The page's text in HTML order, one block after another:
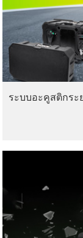
ระบบอะคูสติกระย